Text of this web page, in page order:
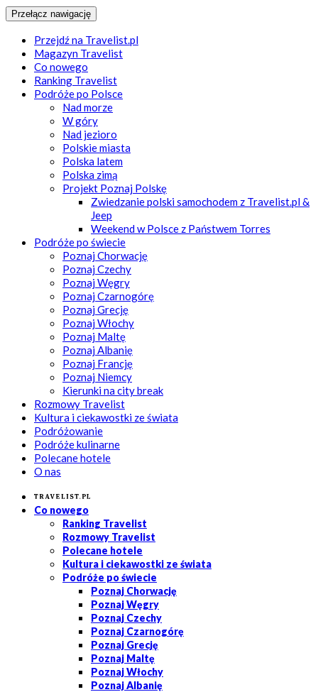
Przełącz nawigację
Przejdź na Travelist.pl
Magazyn Travelist
Co nowego
Ranking Travelist
Podróże po Polsce
Nad morze
W góry
Nad jezioro
Polskie miasta
Polska latem
Polska zimą
Projekt Poznaj Polskę
Zwiedzanie polski samochodem z Travelist.pl &
Jeep
Weekend w Polsce z Państwem Torres
Podróże po świecie
Poznaj Chorwację
Poznaj Czechy
Poznaj Węgry
Poznaj Czarnogórę
Poznaj Grecję
Poznaj Włochy
Poznaj Maltę
Poznaj Albanię
Poznaj Francję
Poznaj Niemcy
Kierunki na city break
Rozmowy Travelist
Kultura i ciekawostki ze świata
Podróżowanie
Podróże kulinarne
Polecane hotele
O nas
Travelist.pl
Co nowego
Ranking Travelist
Rozmowy Travelist
Polecane hotele
Kultura i ciekawostki ze świata
Podróże po świecie
Poznaj Chorwację
Poznaj Węgry
Poznaj Czechy
Poznaj Czarnogórę
Poznaj Grecję
Poznaj Maltę
Poznaj Włochy
Poznaj Albanię